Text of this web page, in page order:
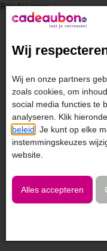
Render error
Wij
Wij en onze partners
zoals cookies, om
social media functies te
analyseren. Klik
beleid . Je kunt op elke
instemmingskeuzes
website.
Alles accepteren